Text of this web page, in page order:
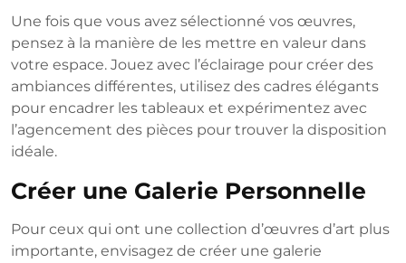
Une fois que vous avez sélectionné vos œuvres,
pensez à la manière de les mettre en valeur dans
votre espace. Jouez avec l’éclairage pour créer des
ambiances différentes, utilisez des cadres élégants
pour encadrer les tableaux et expérimentez avec
l’agencement des pièces pour trouver la disposition
idéale.
Créer une Galerie Personnelle
Pour ceux qui ont une collection d’œuvres d’art plus
importante, envisagez de créer une galerie